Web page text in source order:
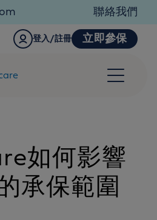
聯絡我們
登入/註冊 立即參保
如何影響
承保範圍